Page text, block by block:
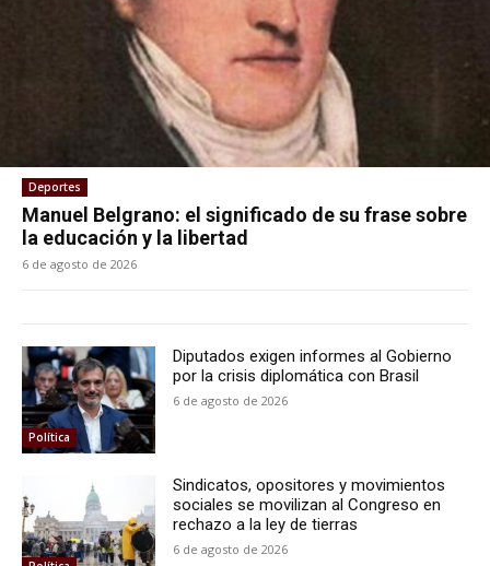
Deportes
Manuel Belgrano: el significado de su frase sobre
la educación y la libertad
6 de agosto de 2026
Política
Diputados exigen informes al Gobierno
por la crisis diplomática con Brasil
6 de agosto de 2026
Sindicatos, opositores y movimientos
sociales se movilizan al Congreso en
rechazo a la ley de tierras
6 de agosto de 2026